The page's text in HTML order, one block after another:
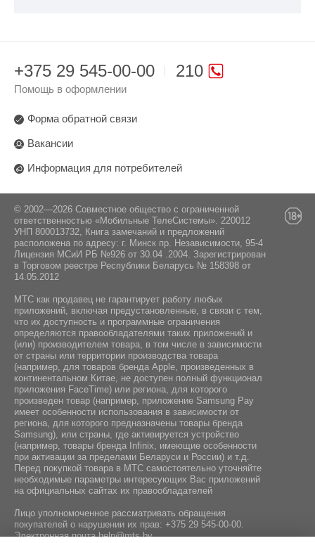
210
+375 29 545-00-00
Помощь в оформлении
Форма обратной связи
Вакансии
Информация для потребителей
© 2002—2026 Совместное общество с ограниченной
ответственностью «Мобильные ТелеСистемы». 220012
УНП 800013732, Книга замечаний и предложений
расположена по адресу: г. Минск пр. Независимости, 95-4
Лицензия МСиИ РБ №926 от 30.04 .2004. Зарегистрирован
в Торговом реестре Республики Беларусь № 158398 от
14.05.2012
МТС как продавец не гарантирует работу любых
приложений, включая предустановленные, в связи с тем,
что их доступность и программные ограничения
определяются правообладателями таких приложений и
(или) производителем товара, в том числе в зависимости
от страны или территории производства товара
(например, для товаров бренда Apple, произведенных в
континентальном Китае, не доступен полный функционал
приложения FaceTime) или региона, для которого
произведен товар (например, приложение Samsung Pay
имеет особенности использования в зависимости от
региона, для которого предназначены товары бренда
Samsung), или страны, где активируется устройство
(например, товары бренда Infiniх, имеющие особенности
при активации за пределами Беларуси и России) и т.д.
Перед покупкой товара в МТС самостоятельно уточняйте
необходимые параметры интересующих Вас приложений
на официальных сайтах их правообладателей
Лицо уполномоченное рассматривать обращения
покупателей о нарушении их прав: +375 29 545-00-00.
Электронная почтаhelp@mts.by